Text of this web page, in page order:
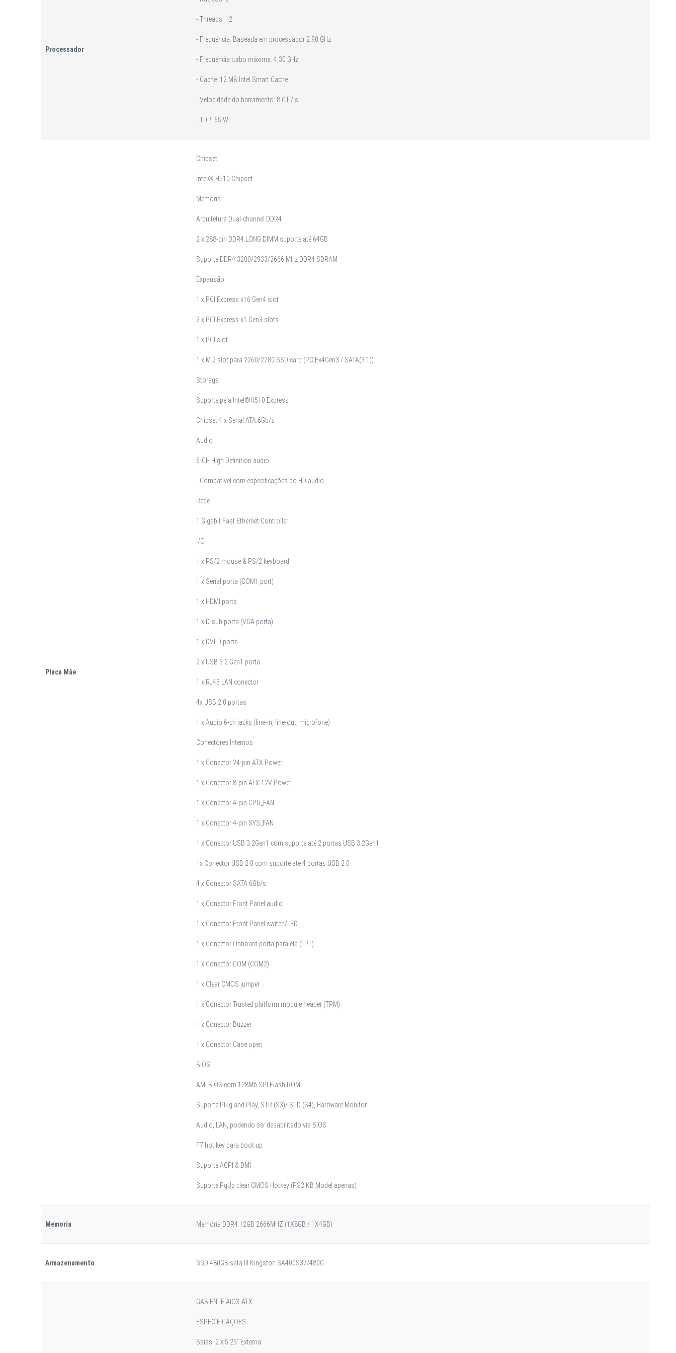
Processador
- Threads: 12
- Frequência: Baseada em processador 2.90 GHz
- Frequência turbo máxima: 4,30 GHz
- Cache: 12 MB Intel Smart Cache
- Velocidade do barramento: 8 GT / s
- TDP: 65 W
Placa Mãe
Chipset
Intel® H510 Chipset
Memória
Arquitetura Dual-channel DDR4
2 x 288-pin DDR4 LONG DIMM suporte até 64GB
Suporte DDR4 3200/2933/2666 MHz DDR4 SDRAM
Expansão
1 x PCI Express x16 Gen4 slot
2 x PCI Express x1 Gen3 slots
1 x PCI slot
1 x M.2 slot para 2260/2280 SSD card (PCIEx4Gen3 / SATA(3.1))
Storage
Suporte pela Intel®H510 Express
Chipset 4 x Serial ATA 6Gb/s
Audio
6-CH High Definition audio
- Compatível com especificações do HD audio
Rede
1 Gigabit Fast Ethernet Controller
I/O
1 x PS/2 mouse & PS/2 keyboard
1 x Serial porta (COM1 port)
1 x HDMI porta
1 x D-sub porta (VGA porta)
1 x DVI-D porta
2 x USB 3.2 Gen1 porta
1 x RJ45 LAN conector
4x USB 2.0 portas
1 x Audio 6-ch jacks (line-in, line-out, microfone)
Conectores Internos
1 x Conector 24-pin ATX Power
1 x Conector 8-pin ATX 12V Power
1 x Conector 4-pin CPU_FAN
1 x Conector 4-pin SYS_FAN
1 x Conector USB 3.2Gen1 com suporte até 2 portas USB 3.2Gen1
1x Conector USB 2.0 com suporte até 4 portas USB 2.0
4 x Conector SATA 6Gb/s
1 x Conector Front Panel audio
1 x Conector Front Panel switch/LED
1 x Conector Onboard porta paralela (LPT)
1 x Conector COM (COM2)
1 x Clear CMOS jumper
1 x Conector Trusted platform module header (TPM)
1 x Conector Buzzer
1 x Conector Case open
BIOS
AMI BIOS com 128Mb SPI Flash ROM
Suporte Plug and Play, STR (S3)/ STD (S4), Hardware Monitor
Audio, LAN, podendo ser desabilitado via BIOS
F7 hot key para boot up
Suporte ACPI & DMI
Suporte PgUp clear CMOS Hotkey (PS2 KB Model apenas)
Memoria Memória DDR4 12GB 2666MHZ (1X8GB / 1X4GB)
Armazenamento SSD 480GB sata III Kingston SA400S37/480G
GABIENTE AIOX ATX
ESPECIFICAÇÕES
Baias: 2 x 5.25” Externa